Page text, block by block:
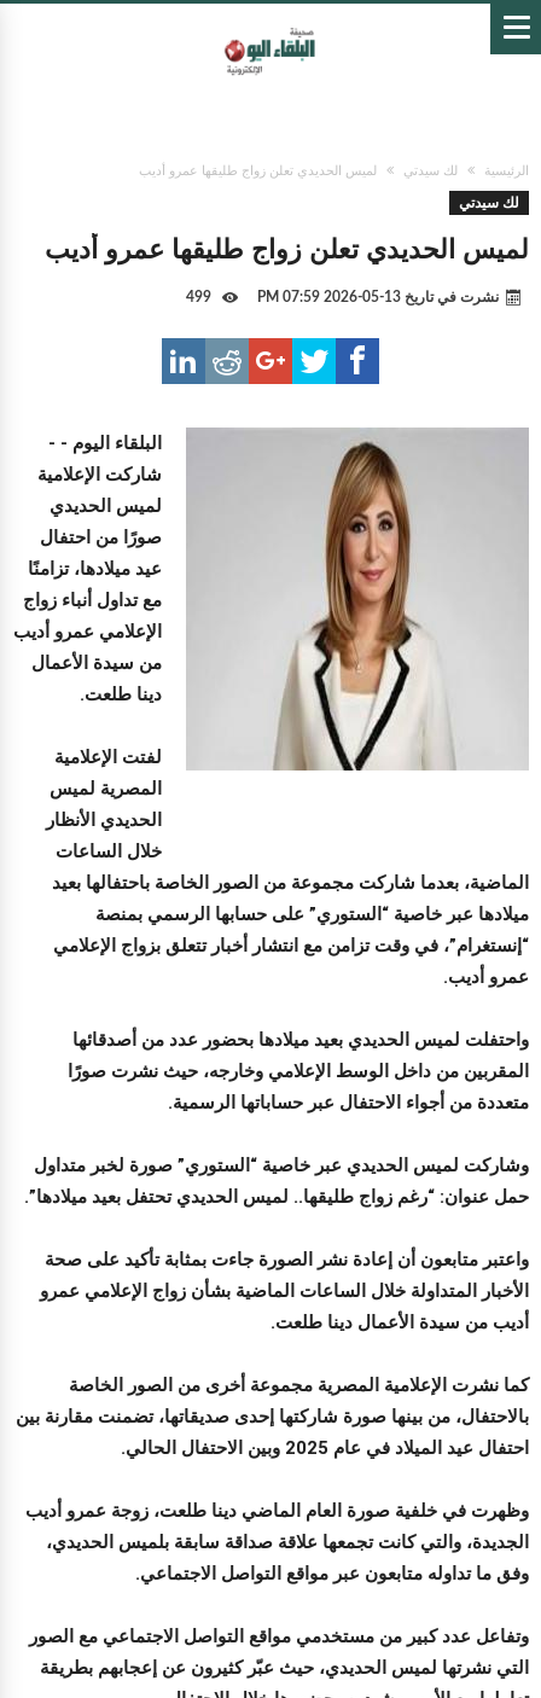
الرئيسية لك سيدتي لميس الحديدي تعلن زواج طليقها عمرو أديب
لك سيدتي
لميس الحديدي تعلن زواج طليقها عمرو أديب
نشرت في تاريخ 13-05-2026 07:59 PM
البلقاء اليوم - -
شاركت الإعلامية
لميس الحديدي
صورًا من احتفال
عيد ميلادها، تزامنًا
مع تداول أنباء زواج
الإعلامي عمرو أديب
من سيدة الأعمال
دينا طلعت.
لفتت الإعلامية
المصرية لميس
الحديدي الأنظار
خلال الساعات
الماضية، بعدما شاركت مجموعة من الصور الخاصة باحتفالها بعيد
ميلادها عبر خاصية “الستوري” على حسابها الرسمي بمنصة
“إنستغرام”، في وقت تزامن مع انتشار أخبار تتعلق بزواج الإعلامي
عمرو أديب.
واحتفلت لميس الحديدي بعيد ميلادها بحضور عدد من أصدقائها
المقربين من داخل الوسط الإعلامي وخارجه، حيث نشرت صورًا
متعددة من أجواء الاحتفال عبر حساباتها الرسمية.
وشاركت لميس الحديدي عبر خاصية “الستوري” صورة لخبر متداول
حمل عنوان: “رغم زواج طليقها.. لميس الحديدي تحتفل بعيد ميلادها”.
واعتبر متابعون أن إعادة نشر الصورة جاءت بمثابة تأكيد على صحة
الأخبار المتداولة خلال الساعات الماضية بشأن زواج الإعلامي عمرو
أديب من سيدة الأعمال دينا طلعت.
كما نشرت الإعلامية المصرية مجموعة أخرى من الصور الخاصة
بالاحتفال، من بينها صورة شاركتها إحدى صديقاتها، تضمنت مقارنة بين
احتفال عيد الميلاد في عام 2025 وبين الاحتفال الحالي.
وظهرت في خلفية صورة العام الماضي دينا طلعت، زوجة عمرو أديب
الجديدة، والتي كانت تجمعها علاقة صداقة سابقة بلميس الحديدي،
وفق ما تداوله متابعون عبر مواقع التواصل الاجتماعي.
وتفاعل عدد كبير من مستخدمي مواقع التواصل الاجتماعي مع الصور
التي نشرتها لميس الحديدي، حيث عبّر كثيرون عن إعجابهم بطريقة